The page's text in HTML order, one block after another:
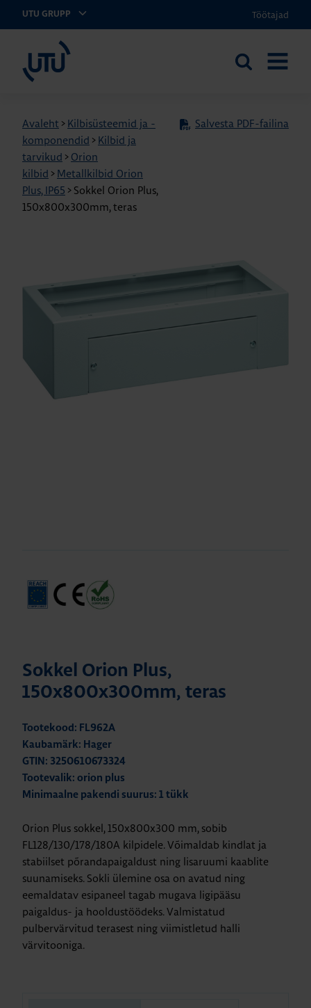
UTU GRUPP Töötajad
Otsi
Avaleht > Kilbisüsteemid ja -
komponendid > Kilbid ja
tarvikud > Orion
kilbid > Metallkilbid Orion
Plus, IP65 > Sokkel Orion Plus,
150x800x300mm, teras
Salvesta PDF-failina
Sokkel Orion Plus,
150x800x300mm, teras
Tootekood: FL962A
Kaubamärk: Hager
GTIN: 3250610673324
Tootevalik: orion plus
Minimaalne pakendi suurus: 1 tükk
Orion Plus sokkel, 150x800x300 mm, sobib
FL128/130/178/180A kilpidele. Võimaldab kindlat ja
stabiilset põrandapaigaldust ning lisaruumi kaablite
suunamiseks. Sokli ülemine osa on avatud ning
eemaldatav esipaneel tagab mugava ligipääsu
paigaldus- ja hooldustöödeks. Valmistatud
pulbervärvitud terasest ning viimistletud halli
värvitooniga.